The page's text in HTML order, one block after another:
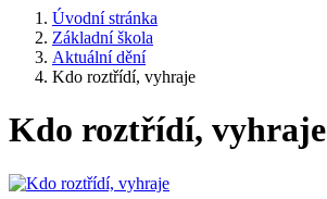
Úvodní stránka
Základní škola
Aktuální dění
Kdo roztřídí, vyhraje
Kdo roztřídí, vyhraje